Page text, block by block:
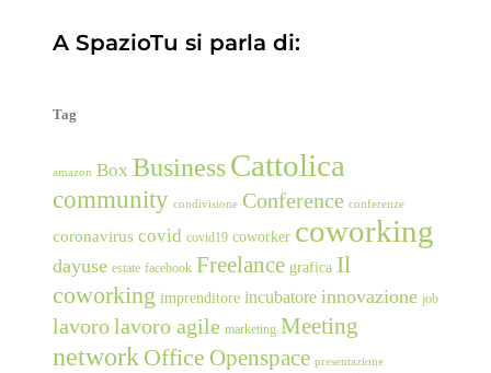
A SpazioTu si parla di:
Tag
amazon Box BusinessCattolica
community condivisione Conference conferenze
coronavirus covid covid19 coworker coworking
dayuse estate facebook Freelance grafica Il
coworking imprenditore incubatore innovazione job
lavorolavoro agile marketing Meeting
network Office Openspace presentazione